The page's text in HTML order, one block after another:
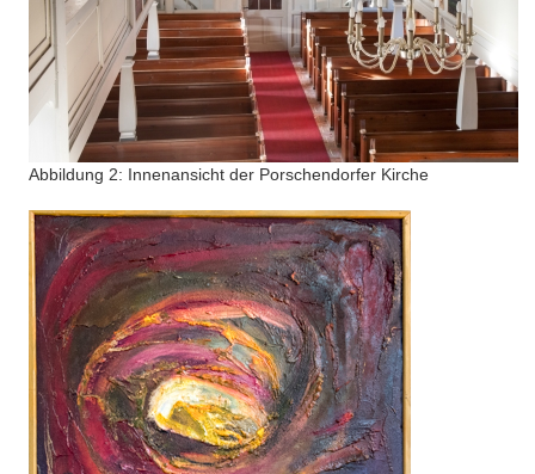
Abbildung 2: Innenansicht der Porschendorfer Kirche